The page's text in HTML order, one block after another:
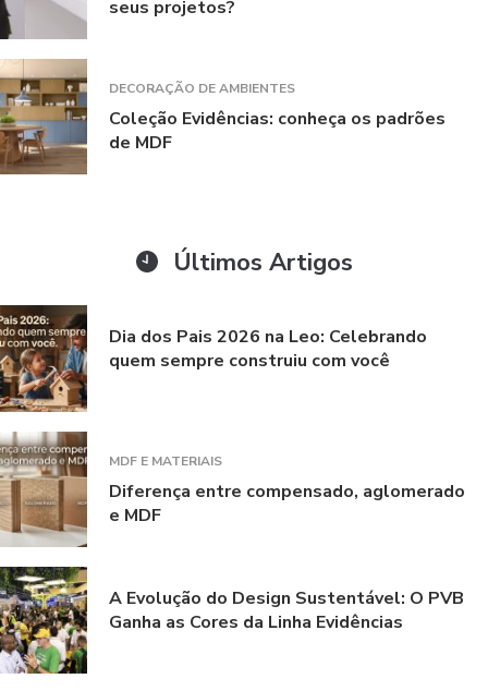
seus projetos?
DECORAÇÃO DE AMBIENTES
Coleção Evidências: conheça os padrões
de MDF
Últimos Artigos
Dia dos Pais 2026 na Leo: Celebrando
quem sempre construiu com você
MDF E MATERIAIS
Diferença entre compensado, aglomerado
e MDF
A Evolução do Design Sustentável: O PVB
Ganha as Cores da Linha Evidências